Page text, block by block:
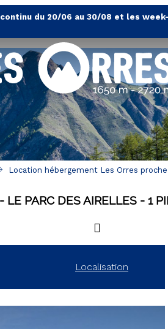
du 20/06 au 30/08 et les
Location hébergement Les Orres
LE PARC DES AIRELLES 1
Localisation